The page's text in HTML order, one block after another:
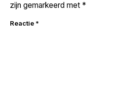
zijn gemarkeerd met *
Reactie *